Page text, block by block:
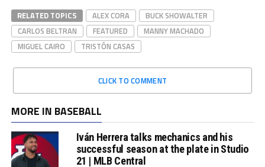
RELATED TOPICS ALEX CORA
BUCK SHOWALTER
CARLOS BELTRAN
FEATURED
MANNY MACHADO
MIGUEL CAIRO
TRISTÓN CASAS
CLICK TO COMMENT
MORE IN BASEBALL
Iván Herrera talks mechanics and his
successful season at the plate in Studio
21 | MLB Central